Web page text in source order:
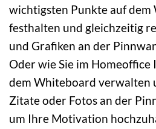
wichtigsten Punkte auf dem
festhalten und gleichzeitig
und Grafiken an der
Oder wie Sie im Homeoffice
dem Whiteboard verwalten
Zitate oder Fotos an der
um Ihre Motivation